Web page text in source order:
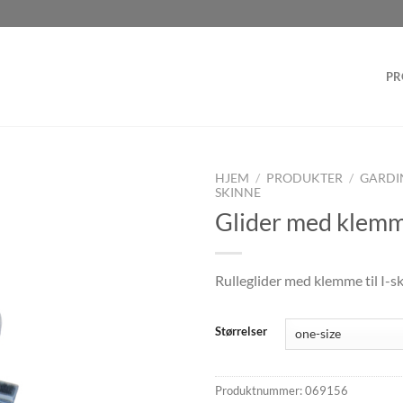
HJEM / PRODUKTER /
SKINNE
Glider med
Rulleglider med klemme til I-
Størrelser
Produktnummer:069156